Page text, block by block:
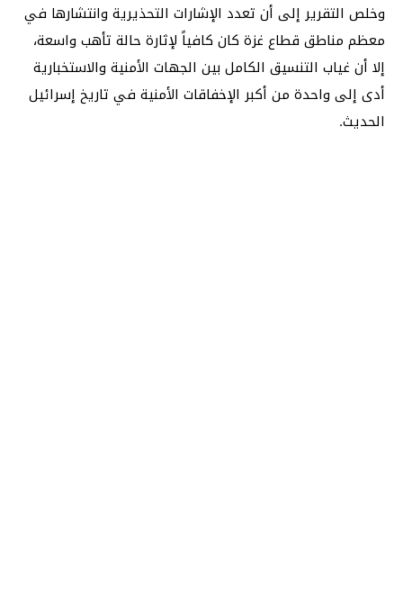
وخلص التقرير إلى أن تعدد الإشارات التحذيرية وانتشارها في
معظم مناطق قطاع غزة كان كافياً لإثارة حالة تأهب واسعة،
إلا أن غياب التنسيق الكامل بين الجهات الأمنية والاستخبارية
أدى إلى واحدة من أكبر الإخفاقات الأمنية في تاريخ إسرائيل
الحديث.